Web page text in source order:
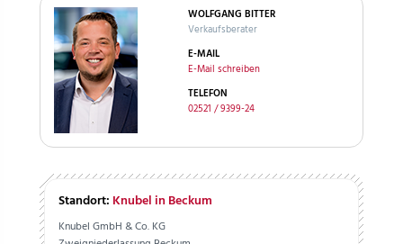
WOLFGANG BITTER
Verkaufsberater
E-MAIL
E-Mail schreiben
TELEFON
02521 / 9399-24
Standort: Knubel in Beckum
Knubel GmbH & Co. KG